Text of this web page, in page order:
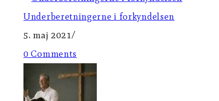
Underberetningerne i forkyndelsen
5. maj 2021/
0 Comments